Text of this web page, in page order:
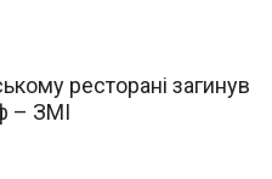
ресторані загинув
– ЗМІ